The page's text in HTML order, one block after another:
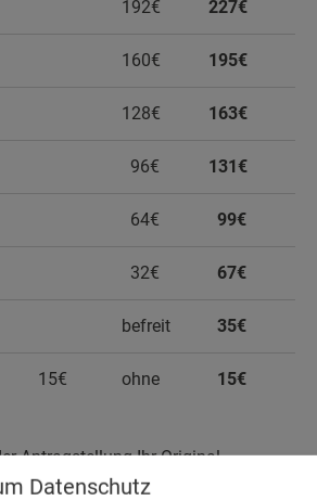
192€ 227€
160€ 195€
128€ 163€
96€ 131€
64€ 99€
32€ 67€
befreit 35€
15€ ohne 15€
Antragstellung Ihr Original-
Ihren Personalausweis vor.
Datenschutz